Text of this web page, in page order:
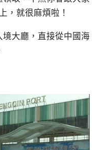
，就很麻煩啦！
大廳，直接從中國海